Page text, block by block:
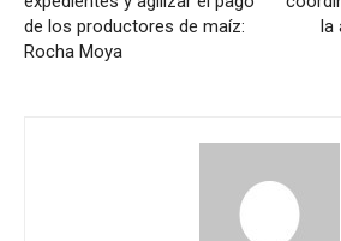
de los productores de maíz:
Rocha Moya
la